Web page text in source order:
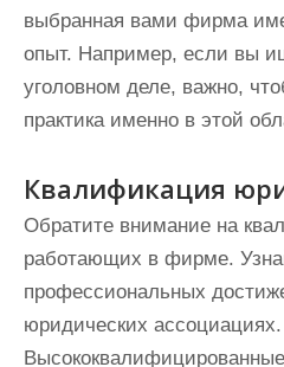
выбранная вами фирма
опыт. Например, если вы
уголовном деле, важно,
практика именно в этой
Квалификация
Обратите внимание на
работающих в фирме.
профессиональных
юридических ассоциациях.